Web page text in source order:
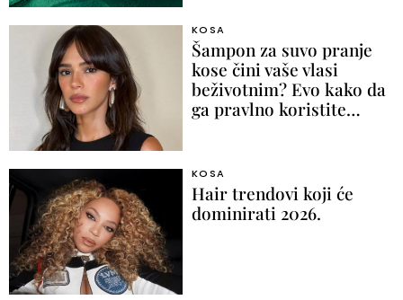
KOSA
Šampon za suvo pranje
kose čini vaše vlasi
beživotnim? Evo kako da
ga pravlno koristite…
KOSA
Hair trendovi koji će
dominirati 2026.